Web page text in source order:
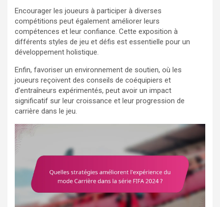
Encourager les joueurs à participer à diverses
compétitions peut également améliorer leurs
compétences et leur confiance. Cette exposition à
différents styles de jeu et défis est essentielle pour un
développement holistique.
Enfin, favoriser un environnement de soutien, où les
joueurs reçoivent des conseils de coéquipiers et
d’entraîneurs expérimentés, peut avoir un impact
significatif sur leur croissance et leur progression de
carrière dans le jeu.